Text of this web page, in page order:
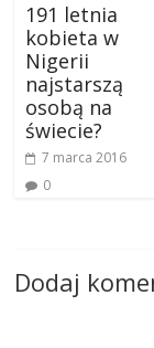
191 letnia
kobieta w
Nigerii
najstarszą
osobą na
świecie?
7 marca 2016
0
Dodaj